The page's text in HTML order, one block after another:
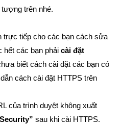
trên nhé.
trực tiếp cho các bạn cách sửa
hết các bạn phải cài đặt
biết cách cài đặt các bạn có
cách cài đặt HTTPS trên
của trình duyệt không xuất
sau khi cài HTTPS.